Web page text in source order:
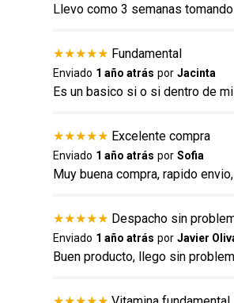
Califica el producto de 1 a
★★★★★
Tu nombre
Dirección de email
Escribe un comentario
Llevo como 3 semanas
★★★★★ Fundamental
Enviado 1 año atrás por Jacinta
Es un basico si o si dentro de
★★★★★ Excelente compra
Enviado 1 año atrás por Sofia
Muy buena compra, rapido
★★★★★ Despacho sin
Enviado 1 año atrás por Javier
Buen producto, llego sin